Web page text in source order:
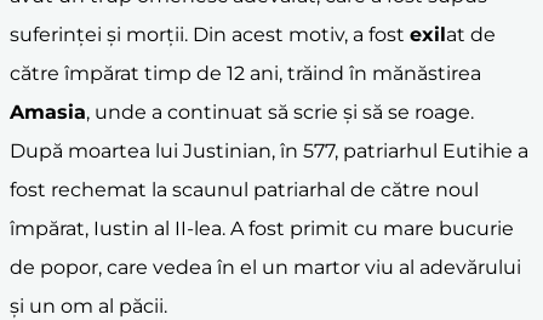
suferinței și morții. Din acest motiv, a fost exilat de
către împărat timp de 12 ani, trăind în mănăstirea
Amasia, unde a continuat să scrie și să se roage.
După moartea lui Justinian, în 577, patriarhul Eutihie a
fost rechemat la scaunul patriarhal de către noul
împărat, Iustin al II-lea. A fost primit cu mare bucurie
de popor, care vedea în el un martor viu al adevărului
și un om al păcii.